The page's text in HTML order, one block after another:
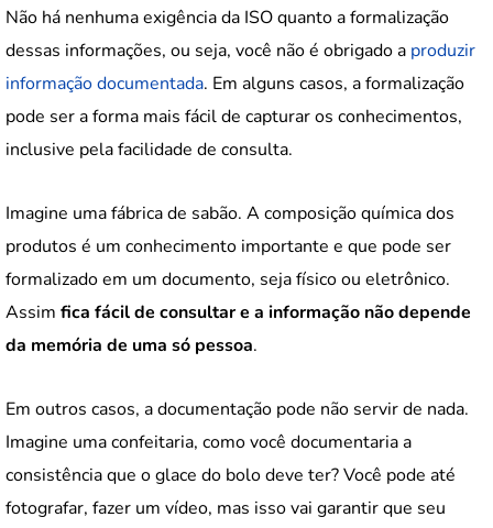
Não há nenhuma exigência da ISO quanto a formalização
dessas informações, ou seja, você não é obrigado a produzir
informação documentada. Em alguns casos, a formalização
pode ser a forma mais fácil de capturar os conhecimentos,
inclusive pela facilidade de consulta.
Imagine uma fábrica de sabão. A composição química dos
produtos é um conhecimento importante e que pode ser
formalizado em um documento, seja físico ou eletrônico.
Assim fica fácil de consultar e a informação não depende
da memória de uma só pessoa.
Em outros casos, a documentação pode não servir de nada.
Imagine uma confeitaria, como você documentaria a
consistência que o glace do bolo deve ter? Você pode até
fotografar, fazer um vídeo, mas isso vai garantir que seu